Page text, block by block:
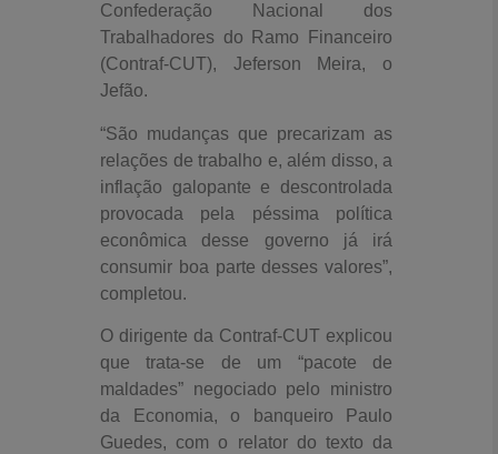
Confederação Nacional dos
Trabalhadores do Ramo Financeiro
(Contraf-CUT), Jeferson Meira, o
Jefão.
“São mudanças que precarizam as
relações de trabalho e, além disso, a
inflação galopante e descontrolada
provocada pela péssima política
econômica desse governo já irá
consumir boa parte desses valores”,
completou.
O dirigente da Contraf-CUT explicou
que trata-se de um “pacote de
maldades” negociado pelo ministro
da Economia, o banqueiro Paulo
Guedes, com o relator do texto da